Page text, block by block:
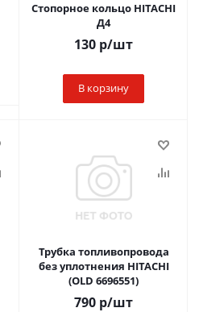
Стопорное кольцо HITACHI
Д4
130 р/шт
В корзину
Трубка топливопровода
без уплотнения HITACHI
(OLD 6696551)
790 р/шт